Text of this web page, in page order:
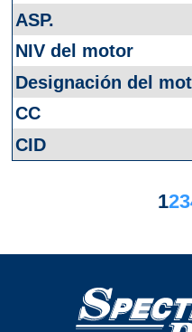
123